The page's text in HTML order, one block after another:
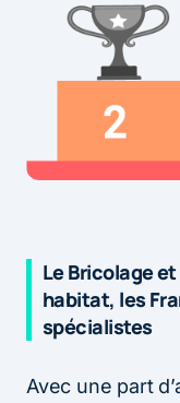
Le Bricolage
habitat, les
spécialistes
Avec une part